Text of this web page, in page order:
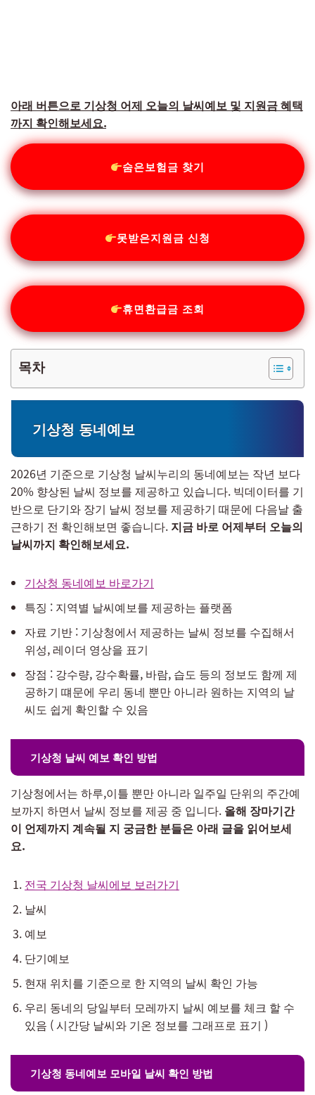
아래 버튼으로 기상청 어제 오늘의 날씨예보 및 지원금 혜택
까지 확인해보세요.
숨은보험금 찾기
못받은지원금 신청
휴면환급금 조회
목차
기상청 동네예보
2026년 기준으로 기상청 날씨누리의 동네예보는 작년 보다
20% 향상된 날씨 정보를 제공하고 있습니다. 빅데이터를 기
반으로 단기와 장기 날씨 정보를 제공하기 때문에 다음날 출
근하기 전 확인해보면 좋습니다. 지금 바로 어제부터 오늘의
날씨까지 확인해보세요.
기상청 동네예보 바로가기
특징 : 지역별 날씨예보를 제공하는 플랫폼
자료 기반 : 기상청에서 제공하는 날씨 정보를 수집해서
위성, 레이더 영상을 표기
장점 : 강수량, 강수확률, 바람, 습도 등의 정보도 함께 제
공하기 떄문에 우리 동네 뿐만 아니라 원하는 지역의 날
씨도 쉽게 확인할 수 있음
기상청 날씨 예보 확인 방법
기상청에서는 하루,이틀 뿐만 아니라 일주일 단위의 주간예
보까지 하면서 날씨 정보를 제공 중 입니다. 올해 장마기간
이 언제까지 계속될 지 궁금한 분들은 아래 글을 읽어보세
요.
전국 기상청 날씨에보 보러가기
날씨
예보
단기예보
현재 위치를 기준으로 한 지역의 날씨 확인 가능
우리 동네의 당일부터 모레까지 날씨 예보를 체크 할 수
있음 ( 시간당 날씨와 기온 정보를 그래프로 표기 )
기상청 동네예보 모바일 날씨 확인 방법